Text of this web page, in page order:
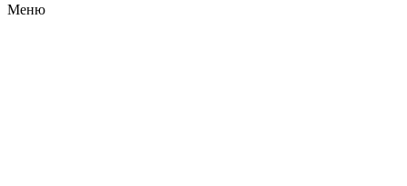
Меню